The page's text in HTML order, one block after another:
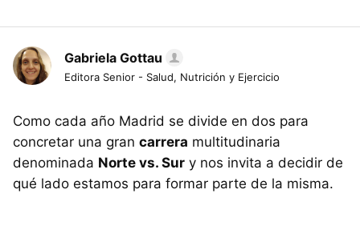
Gabriela Gottau
Editora Senior - Salud, Nutrición y Ejercicio
Como cada año Madrid se divide en dos para
concretar una gran carrera multitudinaria
denominada Norte vs. Sur y nos invita a decidir de
qué lado estamos para formar parte de la misma.